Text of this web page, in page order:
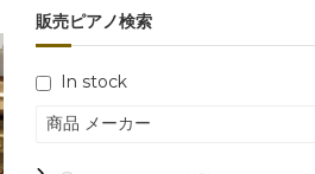
販売ピアノ検索
In stock
商品 メーカー